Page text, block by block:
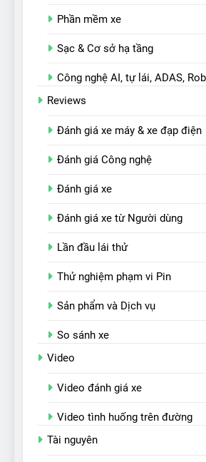
Phần mềm xe
Sạc & Cơ sở hạ tầng
Công nghệ AI, tự lái, ADAS,
Reviews
Đánh giá xe máy & xe đạp điện
Đánh giá Công nghệ
Đánh giá xe
Đánh giá xe từ Người dùng
Lần đầu lái thử
Thử nghiệm phạm vi Pin
Sản phẩm và Dịch vụ
So sánh xe
Video
Video đánh giá xe
Video tình huống trên đường
Tài nguyên